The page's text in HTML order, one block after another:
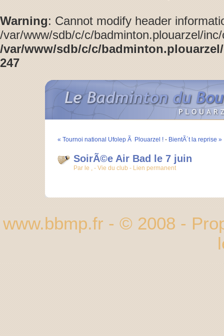
Warning: Cannot modify header
/var/www/sdb/c/c/badminton.plouarzel/
/var/www/sdb/c/c/
247
« Tournoi national Ufolep Ã Plouarzel ! - BientÃ´t la reprise »
SoirÃ©e Air Bad le 7 juin
Par le , - Vie du club - Lien permanent
www.bbmp.fr - © 2008 -